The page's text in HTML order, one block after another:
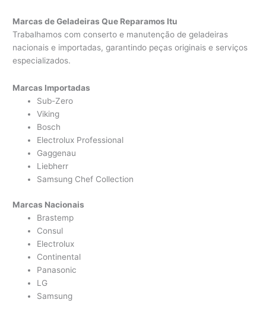
Marcas de Geladeiras Que Reparamos Itu
Trabalhamos com conserto e manutenção de geladeiras
nacionais e importadas, garantindo peças originais e serviços
especializados.
Marcas Importadas
Sub-Zero
Viking
Bosch
Electrolux Professional
Gaggenau
Liebherr
Samsung Chef Collection
Marcas Nacionais
Brastemp
Consul
Electrolux
Continental
Panasonic
LG
Samsung